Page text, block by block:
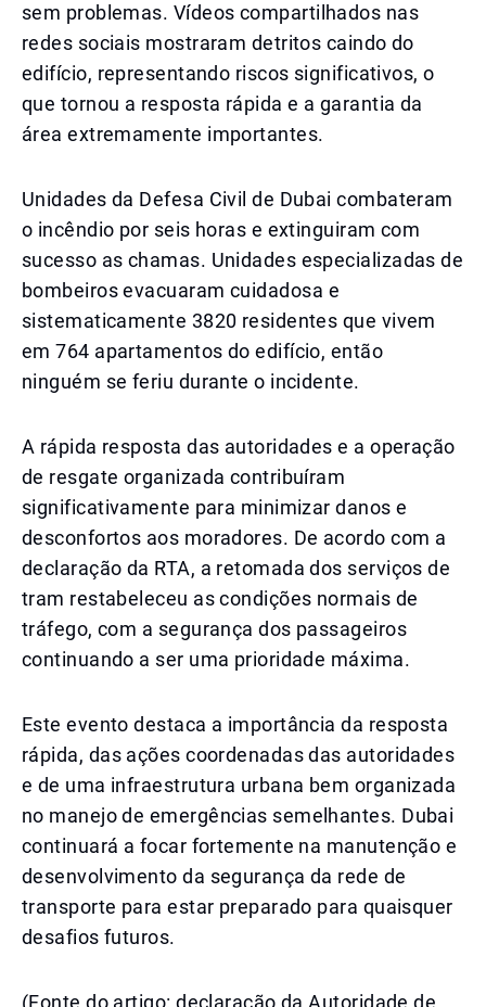
sem problemas. Vídeos compartilhados nas
redes sociais mostraram detritos caindo do
edifício, representando riscos significativos, o
que tornou a resposta rápida e a garantia da
área extremamente importantes.
Unidades da Defesa Civil de Dubai combateram
o incêndio por seis horas e extinguiram com
sucesso as chamas. Unidades especializadas de
bombeiros evacuaram cuidadosa e
sistematicamente 3820 residentes que vivem
em 764 apartamentos do edifício, então
ninguém se feriu durante o incidente.
A rápida resposta das autoridades e a operação
de resgate organizada contribuíram
significativamente para minimizar danos e
desconfortos aos moradores. De acordo com a
declaração da RTA, a retomada dos serviços de
tram restabeleceu as condições normais de
tráfego, com a segurança dos passageiros
continuando a ser uma prioridade máxima.
Este evento destaca a importância da resposta
rápida, das ações coordenadas das autoridades
e de uma infraestrutura urbana bem organizada
no manejo de emergências semelhantes. Dubai
continuará a focar fortemente na manutenção e
desenvolvimento da segurança da rede de
transporte para estar preparado para quaisquer
desafios futuros.
(Fonte do artigo: declaração da Autoridade de